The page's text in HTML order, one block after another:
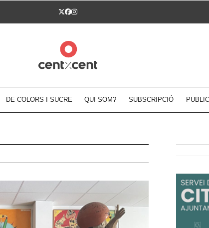
Twitter
Facebook
Instagram
DE COLORS I SUCRE QUI SOM? SUBSCRIPCIÓ